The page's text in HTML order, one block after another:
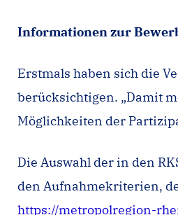
Informationen zur
Erstmals haben sich die
berücksichtigen. „Damit
Möglichkeiten der
Die Auswahl der in den
den Aufnahmekriterien,
https://metropolregion-